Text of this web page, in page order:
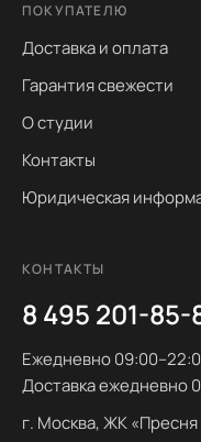
ПОКУПАТЕЛЮ
Доставка и оплата
Гарантия свежести
О студии
Контакты
Юридическая
КОНТАКТЫ
8 495 201-85-
Ежедневно
Доставка ежедневно
г. Москва, ЖК